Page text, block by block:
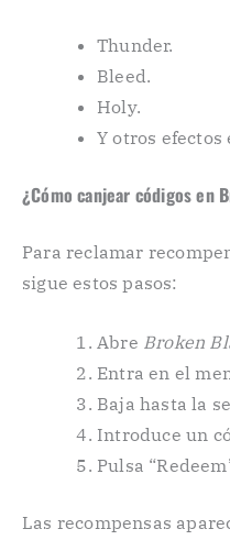
Thunder.
Bleed.
Holy.
Y otros efectos
¿Cómo canjear códigos en
Para reclamar
sigue estos pasos:
Abre Broken
Entra en el
Baja hasta la
Introduce un
Pulsa
Las recompensas